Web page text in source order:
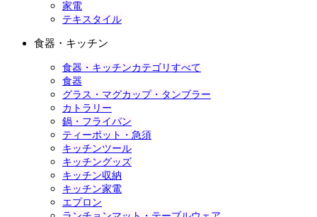
家電
テキスタイル
食器・キッチン
食器・キッチンカテゴリすべて
食器
グラス・マグカップ・タンブラー
カトラリー
鍋・フライパン
ティーポット・急須
キッチンツール
キッチングッズ
キッチン収納
キッチン家電
エプロン